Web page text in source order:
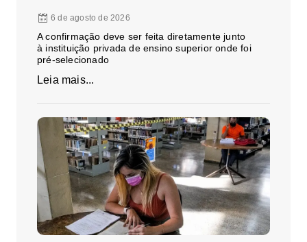
6 de agosto de 2026
A confirmação deve ser feita diretamente junto
à instituição privada de ensino superior onde foi
pré-selecionado
Leia mais...